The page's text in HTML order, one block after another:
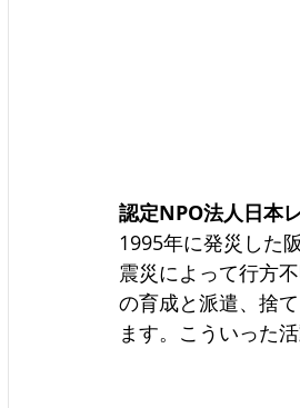
認定NPO法人日本
1995年に発災した
震災によって行方
の育成と派遣、捨
ます。こういった